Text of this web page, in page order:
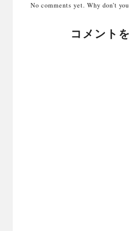
No comments yet. Why don’t
コメント